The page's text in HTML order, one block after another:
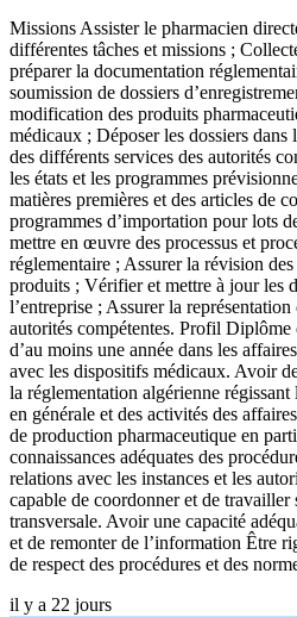
Missions Assister le pharmacien
différentes tâches et missions ;
préparer la documentation
soumission de dossiers
modification des produits
médicaux ; Déposer les dossiers dans
des différents services des autorités
les états et les programmes
matières premières et des articles de
programmes d’importation pour lots
mettre en œuvre des processus et
réglementaire ; Assurer la révision
produits ; Vérifier et mettre à jour les
l’entreprise ; Assurer la
autorités compétentes. Profil
d’au moins une année dans les
avec les dispositifs médicaux. Avoir
la réglementation algérienne régissant
en générale et des activités des
de production pharmaceutique en
connaissances adéquates des
relations avec les instances et les
capable de coordonner et de travailler
transversale. Avoir une capacité
et de remonter de l’information Être
de respect des procédures et des
il y a 22 jours